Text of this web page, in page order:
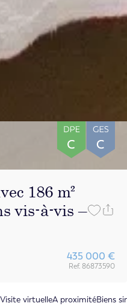
186 m²
vis-à-vis –
435 000 €
Ref. 86873590
Visite virtuelleA proximitéBiens